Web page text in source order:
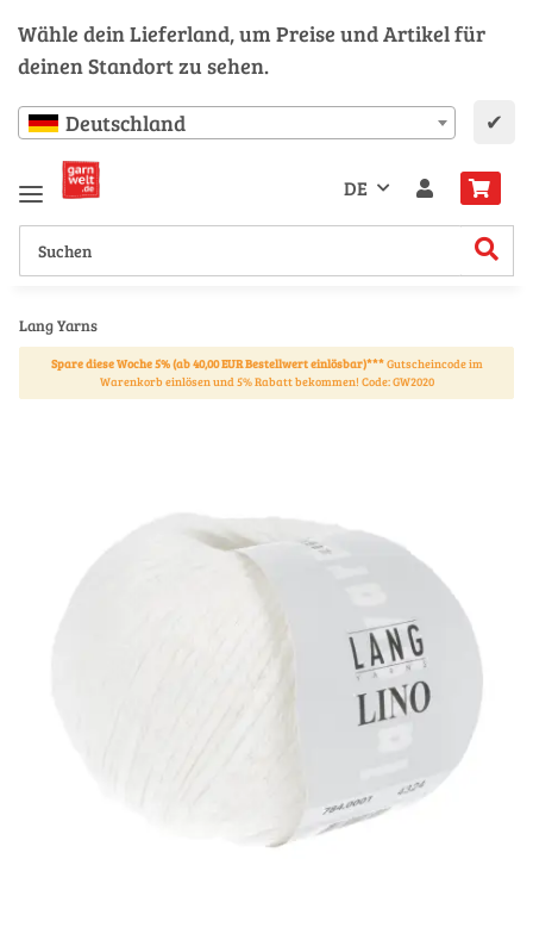
Wähle dein Lieferland, um Preise und Artikel für
deinen Standort zu sehen.
Deutschland ✔
DE
Lang Yarns
Spare diese Woche 5% (ab 40,00 EUR Bestellwert einlösbar)***Gutscheincode im
Warenkorb einlösen und 5% Rabatt bekommen! Code: GW2020